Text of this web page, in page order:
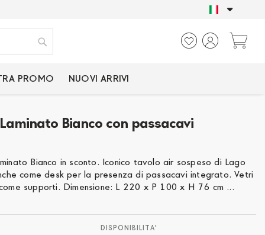
SOLO PRODOTTI
Cerca
PROMO NUOVI ARRIVI
Bianco con passacavi
Bianco in sconto. Iconico tavolo air sospeso di Lago
come desk per la presenza di passacavi integrato. Vetri
supporti. Dimensione: L 220 x P 100 x H 76 cm ...
DISPONIBILITA'